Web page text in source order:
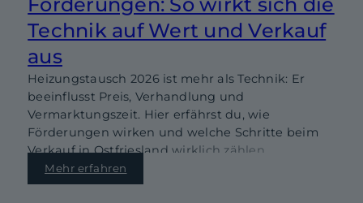
Förderungen: So wirkt sich die
Technik auf Wert und Verkauf
aus
Heizungstausch 2026 ist mehr als Technik: Er
beeinflusst Preis, Verhandlung und
Vermarktungszeit. Hier erfährst du, wie
Förderungen wirken und welche Schritte beim
Verkauf in Ostfriesland wirklich zählen.
Mehr erfahren